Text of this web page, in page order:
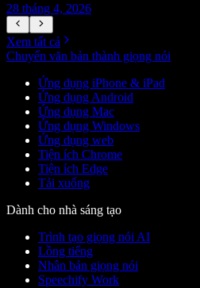
28 tháng 4, 2026
Xem tất cả
Chuyển văn bản thành giọng nói
Ứng dụng iPhone & iPad
Ứng dụng Android
Ứng dụng Mac
Ứng dụng Windows
Ứng dụng web
Tiện ích Chrome
Tiện ích Edge
Tải xuống
Dành cho nhà sáng tạo
Trình tạo giọng nói AI
Lồng tiếng
Nhân bản giọng nói
Speechify Work